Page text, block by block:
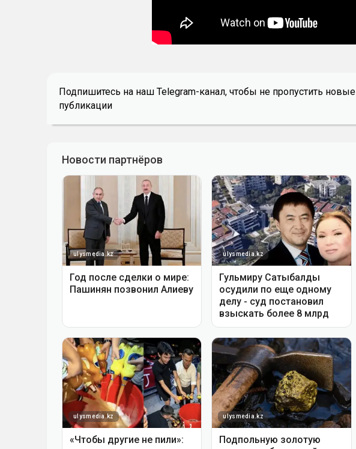
Подпишитесь на наш Telegram-канал, чтобы не пропустить новые
публикации